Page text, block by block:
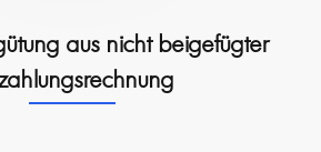
aus nicht beigefügter